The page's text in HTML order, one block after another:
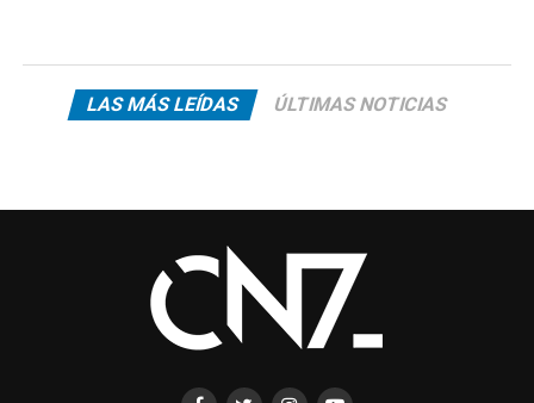
LAS MÁS LEÍDAS ÚLTIMAS NOTICIAS